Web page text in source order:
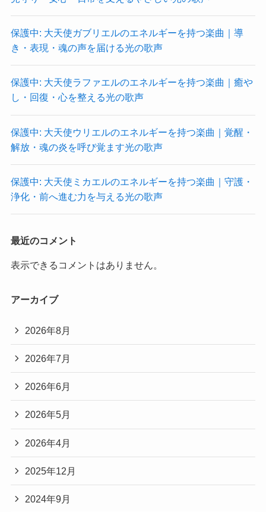
保護中: 大天使ガブリエルのエネルギーを持つ楽曲｜導
き・表現・魂の声を届ける光の歌声
保護中: 大天使ラファエルのエネルギーを持つ楽曲｜癒や
し・回復・心を整える光の歌声
保護中: 大天使ウリエルのエネルギーを持つ楽曲｜覚醒・
解放・魂の炎を呼び覚ます光の歌声
保護中: 大天使ミカエルのエネルギーを持つ楽曲｜守護・
浄化・前へ進む力を与える光の歌声
最近のコメント
表示できるコメントはありません。
アーカイブ
2026年8月
2026年7月
2026年6月
2026年5月
2026年4月
2025年12月
2024年9月